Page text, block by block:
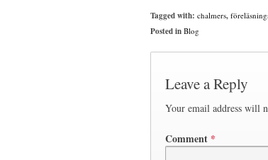
Tagged with: chalmers,
Posted in Blog
Leave a Reply
Your email address will
Comment *